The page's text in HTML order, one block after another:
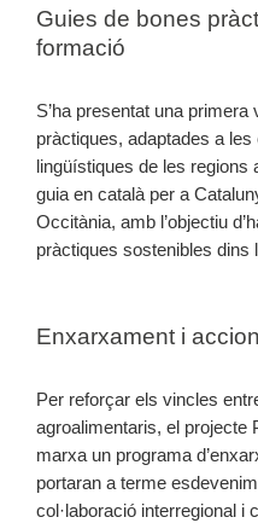
Guies de bones
formació
S’ha presentat una
pràctiques, adaptades a
lingüístiques de les
guia en català per a
Occitània, amb l’objectiu
pràctiques sostenibles
Enxarxament i
Per reforçar els vincles
agroalimentaris, el projecte
marxa un programa
portaran a terme
col·laboració interregional i